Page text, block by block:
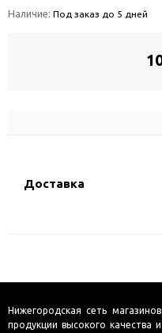
Наличие: Под заказ до 5 дней
Доставка
Нижегородская сеть магазинов
продукции высокого качества